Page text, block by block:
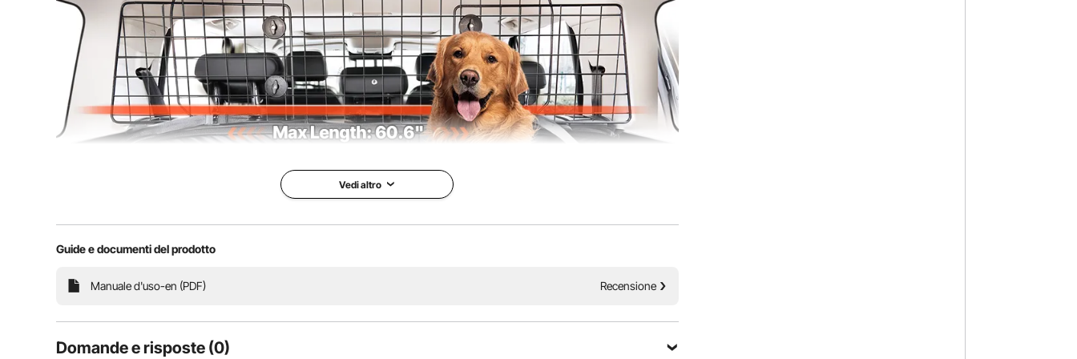
La nostra barriera per auto per cani impedisce al tuo cane di salire sul sedile del conducente e di distrarti. Si
Vedi altro
Guide e documenti del prodotto
Manuale d'uso-en (PDF) Recensione
Domande e risposte (0)